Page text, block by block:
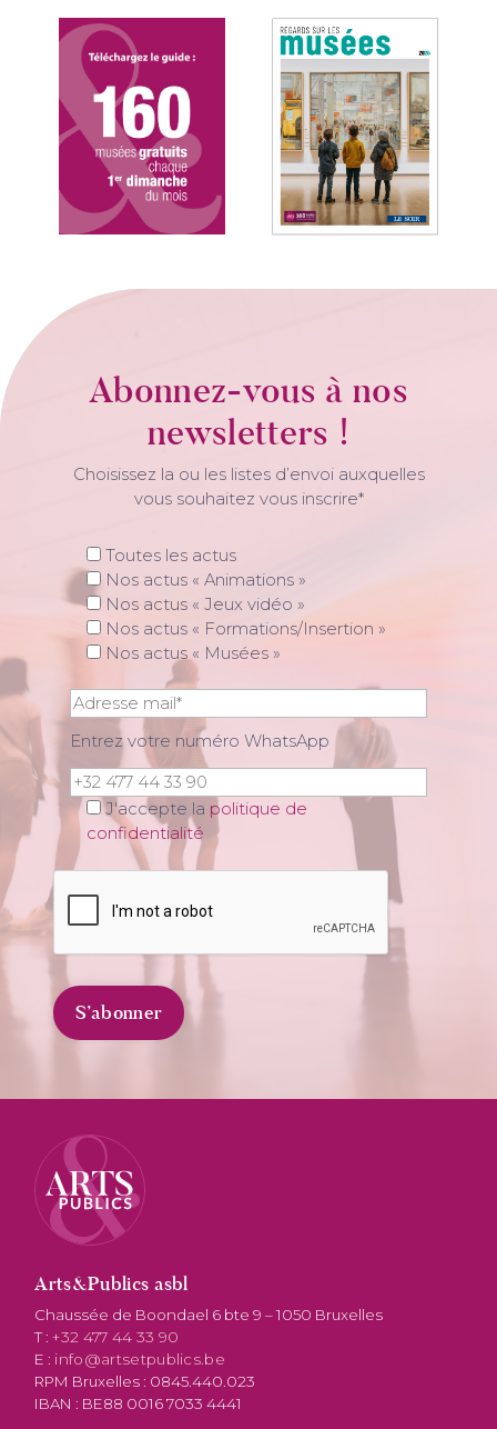
Abonnez-vous à nos
newsletters !
Choisissez la ou les listes d’envoi auxquelles
vous souhaitez vous inscrire*
Toutes les actus
Nos actus « Animations »
Nos actus « Jeux vidéo »
Nos actus « Formations/Insertion »
Nos actus « Musées »
Entrez votre numéro WhatsApp
J'accepte la politique de
confidentialité
Arts&Publics asbl
Chaussée de Boondael 6 bte 9 – 1050 Bruxelles
T :+32 477 44 33 90
E : info@artsetpublics.be
RPM Bruxelles : 0845.440.023
IBAN : BE88 0016 7033 4441